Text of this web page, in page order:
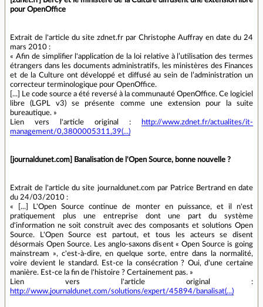
pour OpenOffice
Extrait de l'article du site zdnet.fr par Christophe Auffray en date du 24
mars 2010 :
« Afin de simplifier l'application de la loi relative à l’utilisation des termes
étrangers dans les documents administratifs, les ministères des Finances
et de la Culture ont développé et diffusé au sein de l’administration un
correcteur terminologique pour OpenOffice.
[...] Le code source a été reversé à la communauté OpenOffice. Ce logiciel
libre (LGPL v3) se présente comme une extension pour la suite
bureautique. »
Lien vers l'article original :
http://www.zdnet.fr/actualites/it-
management/0,3800005311,39(...)
[journaldunet.com] Banalisation de l'Open Source, bonne nouvelle ?
Extrait de l'article du site journaldunet.com par Patrice Bertrand en date
du 24/03/2010 :
« [...] L'Open Source continue de monter en puissance, et il n'est
pratiquement plus une entreprise dont une part du système
d'information ne soit construit avec des composants et solutions Open
Source. L'Open Source est partout, et tous les acteurs se disent
désormais Open Source. Les anglo-saxons disent « Open Source is going
mainstream », c'est-à-dire, en quelque sorte, entre dans la normalité,
voire devient le standard. Est-ce la consécration ? Oui, d'une certaine
manière. Est-ce la fin de l'histoire ? Certainement pas. »
Lien vers l'article original :
http://www.journaldunet.com/solutions/expert/45894/banalisat(...)